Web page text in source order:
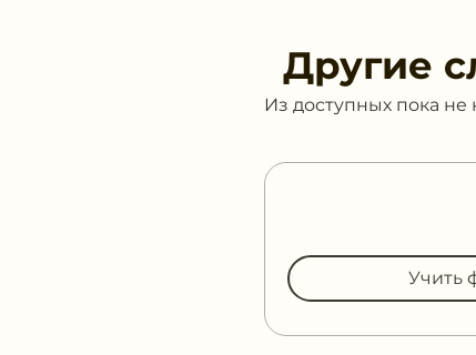
Другие
Из доступных пока не
Учить